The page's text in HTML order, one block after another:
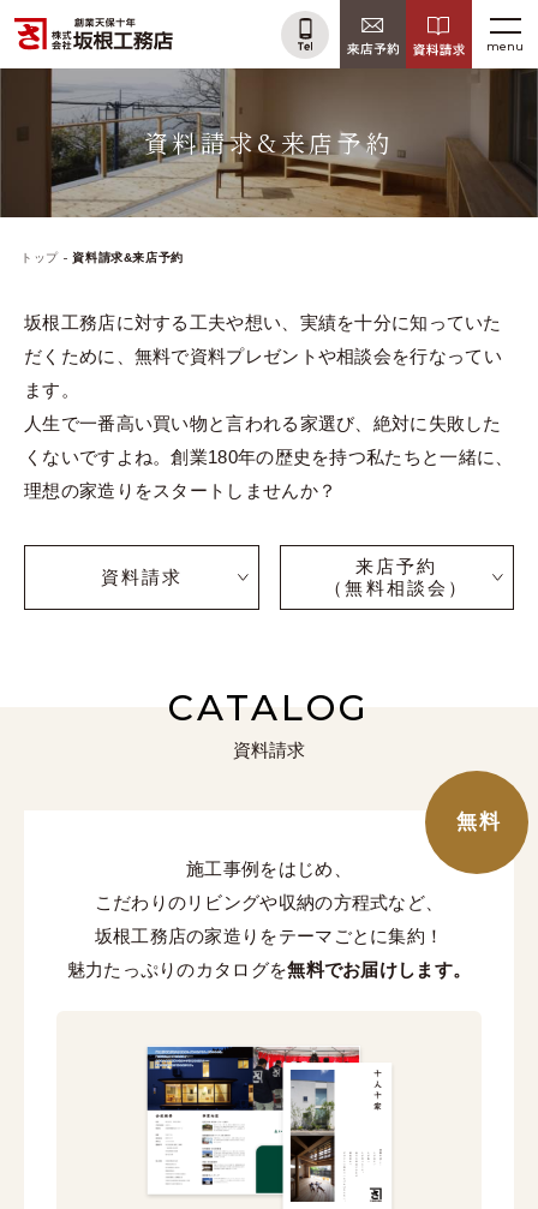
menu
menu
資料請求&来店予約
トップ 資料請求&来店予約
坂根工務店に対する工夫や想い、実績を十分に知っていた
だくために、 無料で資料プレゼントや相談会を行なってい
ます。
人生で一番高い買い物と言われる家選び、絶対に失敗した
くないですよね。創業180年の歴史を持つ私たちと一緒に、
理想の家造りをスタートしませんか？
資料請求
来店予約
（無料相談会）
CATALOG
資料請求
無料
施工事例をはじめ、
こだわりのリビングや収納の方程式など、
坂根工務店の家造りをテーマごとに集約！
魅力たっぷりのカタログを無料でお届けします。